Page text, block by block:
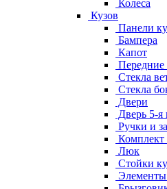
Колеса
Кузов
Панели
Бампера
Капот
Передние
Стекла
Стекла
Двери
Дверь 5-я
Ручки и
Комплект
Люк
Стойки
Элементы